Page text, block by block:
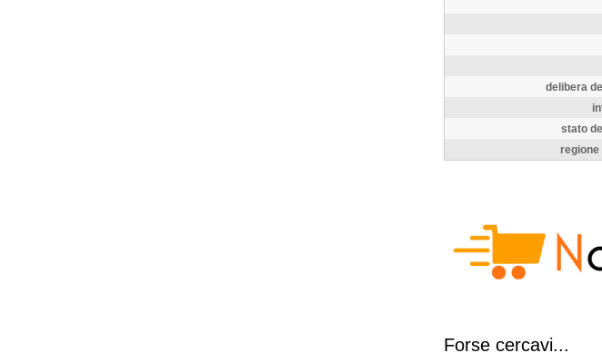
delibera
stato
Forse cercavi...